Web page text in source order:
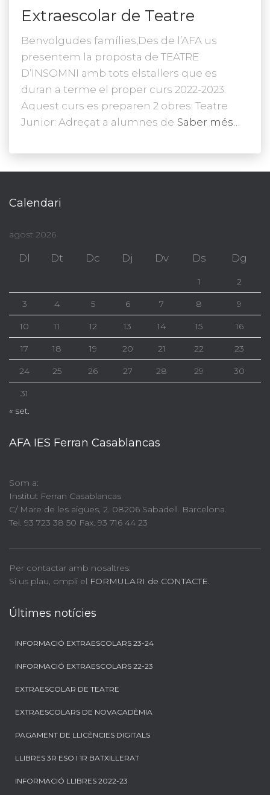
Extraescolar de Teatre
Benvolgudes famílies,Des de l’AFA us
presentem la proposta de TEATRE
D’INSOMNI amb tots elstallers que es
duran a terme el proper curs 2022-2023.
Aquest curs es preparen 2 obres: Teatre
Junior: Adreçat a alumnes de Saber més…
Calendari
agost 2026
Dl Dt Dc Dj Dv Ds Dg
1 2
3 4 5 6 7 8 9
10 11 12 13 14 15 16
17 18 19 20 21 22 23
24 25 26 27 28 29 30
31
« set.
AFA IES Ferran Casablancas
Som a:
Institut Ferran Casablancas
C/ Mare de les aigües, 2. 08206 Sabadell. Barcelona.
Tel. 93 723 38 50 Fax. 93 716 44 23
Per contactar amb nosaltres:
Si us plau, ompli el FORMULARI de CONTACTE.
Últimes notícies
INFORMACIÓ EXTRAESCOLARS 23-24
INFORMACIÓ EXTRAESCOLARS 22-23
EXTRAESCOLAR DE TEATRE
EXTRAESCOLARS DE NOVACADÈMIA
PAGAMENT DE LLICÈNCIES DIGITALS
LLIBRES 3R ESO I 1R BATXILLERAT
INFORMACIÓ LLIBRES 2022-23